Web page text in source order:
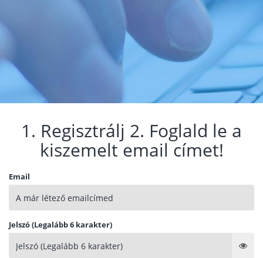
1. Regisztrálj 2. Foglald le a
kiszemelt email címet!
Email
Jelszó (Legalább 6 karakter)